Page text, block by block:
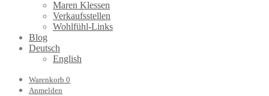
Maren Klessen
Verkaufsstellen
Wohlfühl-Links
Blog
Deutsch
English
Warenkorb 0
Anmelden